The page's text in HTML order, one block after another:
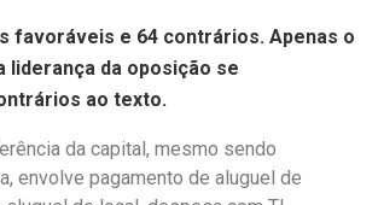
favoráveis e 64 contrários. Apenas o
liderança da oposição se
ao texto.
da capital, mesmo sendo
envolve pagamento de aluguel de